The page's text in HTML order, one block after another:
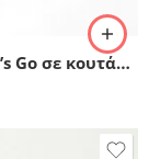
Κάλτσες ανδρικές βαμβακερές-Socks Let’s Go σε κουτάκι 4 τεμαχίων